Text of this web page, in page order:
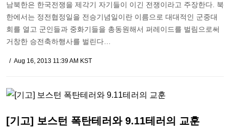
남북한은 한국전쟁을 제각기 자기들이 이긴 전쟁이라고 주장한다. 북
한에서는 정전협정일을 전승기념일이란 이름으로 대대적인 군중대
회를 열고 군인들과 중화기들을 총동원해서 퍼레이드를 벌림으로써
거창한 승전축하행사를 벌린다…
Aug 16, 2013 11:39 AM KST
[기고] 보스턴 폭탄테러와 9.11테러의 교훈